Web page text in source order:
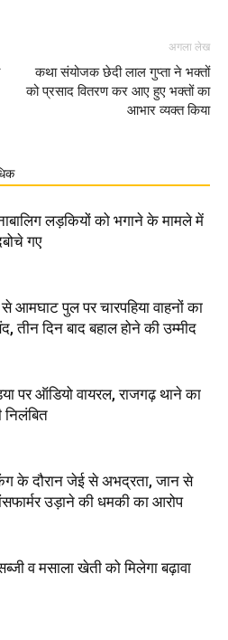
अगला लेख
कथा संयोजक छेदी लाल गुप्ता ने भक्तों
को प्रसाद वितरण कर आए हुए भक्तों का
आभार व्यक्त किया
नाबालिग लड़कियों को भगाने के मामले में
गए
से आमघाट पुल पर चारपहिया वाहनों का
तीन दिन बाद बहाल होने की उम्मीद
पर ऑडियो वायरल, राजगढ़ थाने का
निलंबित
के दौरान जेई से अभद्रता, जान से
उड़ाने की धमकी का आरोप
व मसाला खेती को मिलेगा बढ़ावा